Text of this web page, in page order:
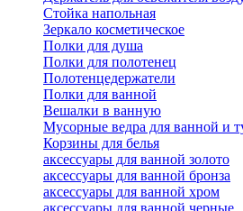
Стойка напольная
Зеркало косметическое
Полки для душа
Полки для полотенец
Полотенцедержатели
Полки для ванной
Вешалки в ванную
Мусорные ведра для ванной и
Корзины для белья
аксессуары для ванной золото
аксессуары для ванной бронза
аксессуары для ванной хром
аксессуары для ванной черные